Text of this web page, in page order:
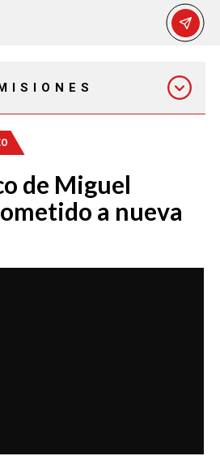
EMISIÓN 12:30 PM
EMISIÓN 7:00 PM
de Miguel
a nueva